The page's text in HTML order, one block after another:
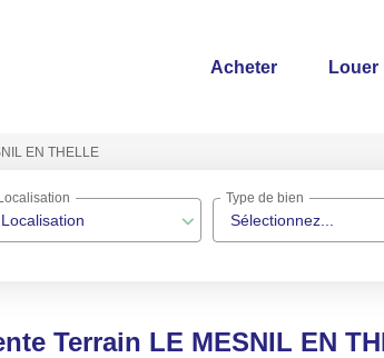
Acheter Louer
EN THELLE
Localisation
Localisation
Sélectionnez...
Type de bien
Terrain LE MESNIL EN